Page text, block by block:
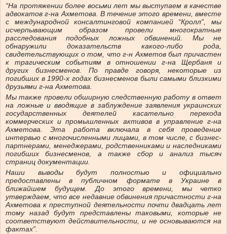
“На протяжении более восьми лет мы выступаем в качестве
адвокатов г-на Ахметова. В течение этого времени, вместе
с международной консалтинговой компанией “Кролл”, мы
исчерпывающим образом провели многократные
расследования подобных ложных обвинений. Мы не
обнаружили доказательств какого-либо рода,
свидетельствующих о том, что г-н Ахметов был причастен
к трагическим событиям в отношении г-на Щербаня и
других бизнесменов. По правде говоря, некоторые из
погибших в 1990-х годах бизнесменов были самыми близкими
друзьями г-на Ахметова.
Мы также провели обширную следственную работу в ответ
на ложные и вводящие в заблуждение заявления украинских
государственных деятелей касательно перехода
коммерческих и промышленных активов в управление г-на
Ахметова. Эта работа включала в себя проведение
интервью с многочисленными лицами, в том числе, с бизнес-
партнерами, менеджерами, родственниками и наследниками
погибших бизнесменов, а также сбор и анализ тысяч
страниц документации.
Наши выводы будут полностью и официально
предоставлены в публичном формате в Украине в
ближайшем будущем. До этого времени, мы четко
утверждаем, что все недавние обвинения причастности г-на
Ахметова к преступной деятельности почти двадцать лет
тому назад будут представлены таковыми, которые не
соответствуют действительности, и не основываются на
фактах”.